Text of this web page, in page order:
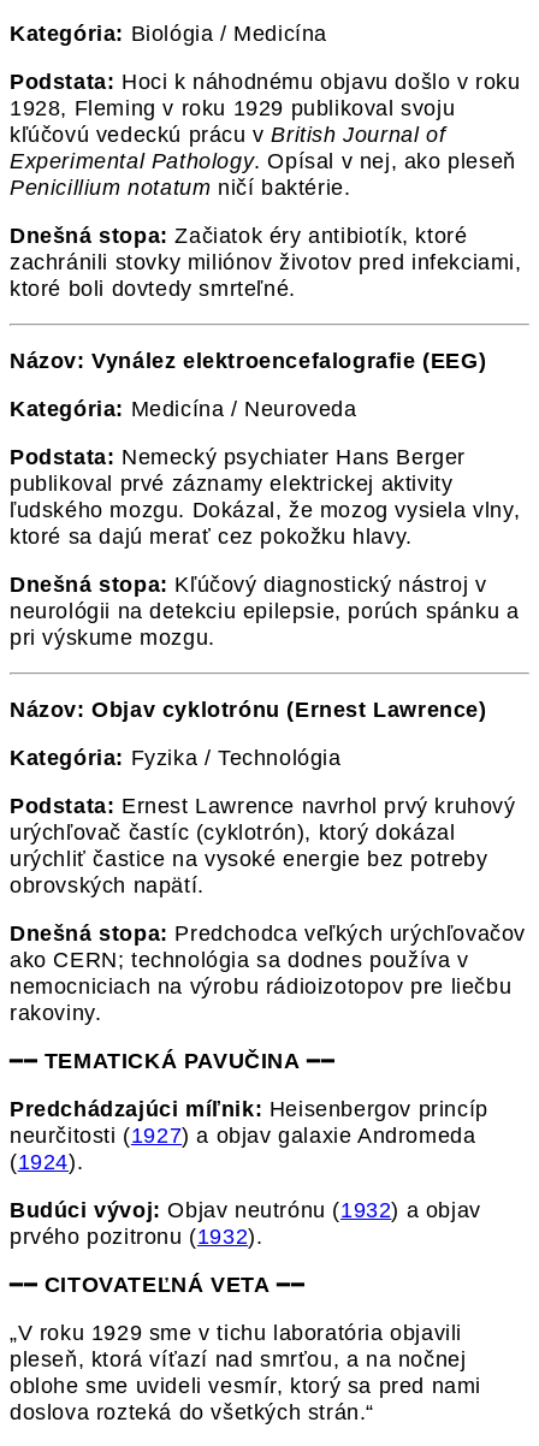
Kategória: Biológia / Medicína
Podstata: Hoci k náhodnému objavu došlo v roku
1928, Fleming v roku 1929 publikoval svoju
kľúčovú vedeckú prácu vBritish Journal of
Experimental Pathology. Opísal v nej, ako pleseň
Penicillium notatum ničí baktérie.
Dnešná stopa: Začiatok éry antibiotík, ktoré
zachránili stovky miliónov životov pred infekciami,
ktoré boli dovtedy smrteľné.
Názov: Vynález elektroencefalografie (EEG)
Kategória: Medicína / Neuroveda
Podstata: Nemecký psychiater Hans Berger
publikoval prvé záznamy elektrickej aktivity
ľudského mozgu. Dokázal, že mozog vysiela vlny,
ktoré sa dajú merať cez pokožku hlavy.
Dnešná stopa: Kľúčový diagnostický nástroj v
neurológii na detekciu epilepsie, porúch spánku a
pri výskume mozgu.
Názov: Objav cyklotrónu (Ernest Lawrence)
Kategória: Fyzika / Technológia
Podstata: Ernest Lawrence navrhol prvý kruhový
urýchľovač častíc (cyklotrón), ktorý dokázal
urýchliť častice na vysoké energie bez potreby
obrovských napätí.
Dnešná stopa: Predchodca veľkých urýchľovačov
ako CERN; technológia sa dodnes používa v
nemocniciach na výrobu rádioizotopov pre liečbu
rakoviny.
━━ TEMATICKÁ PAVUČINA ━━
Predchádzajúci míľnik: Heisenbergov princíp
neurčitosti (1927) a objav galaxie Andromeda
(1924).
Budúci vývoj: Objav neutrónu (1932) a objav
prvého pozitronu (1932).
━━ CITOVATEĽNÁ VETA ━━
„V roku 1929 sme v tichu laboratória objavili
pleseň, ktorá víťazí nad smrťou, a na nočnej
oblohe sme uvideli vesmír, ktorý sa pred nami
doslova rozteká do všetkých strán.“